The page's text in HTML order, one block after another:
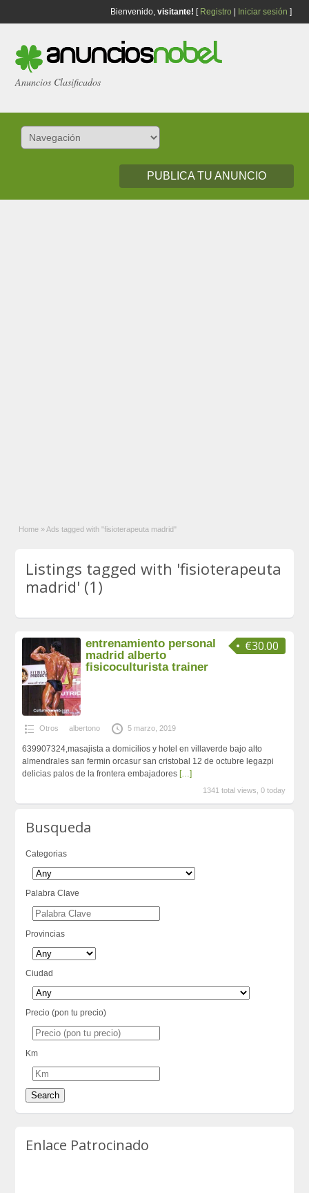
Bienvenido, visitante! [ Registro Iniciar sesión ]
Anuncios Clasificados
PUBLICA TU ANUNCIO
Home » Ads tagged with "fisioterapeuta madrid"
Listings tagged with 'fisioterapeuta
madrid' (1)
€30.00
entrenamiento personal
madrid alberto
fisicoculturista trainer
Otros albertono 5 marzo, 2019
639907324,masajista a domicilios y hotel en villaverde bajo alto
almendrales san fermin orcasur san cristobal 12 de octubre legazpi
delicias palos de la frontera embajadores […]
1341 total views, 0 today
Busqueda
Categorias
Palabra Clave
Provincias
Ciudad
Precio (pon tu precio)
Km
Enlace Patrocinado